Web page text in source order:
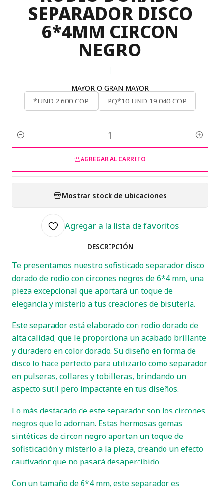
SEPARADOR DISCO
6*4MM CIRCON
NEGRO
|
MAYOR O GRAN MAYOR
*UND 2.600 COP
PQ*10 UND 19.040 COP
Cantidad
AGREGAR AL CARRITO
Mostrar stock de ubicaciones
Agregar a la lista de favoritos
DESCRIPCIÓN
Te presentamos nuestro sofisticado separador disco
dorado de rodio con circones negros de 6*4 mm, una
pieza excepcional que aportará un toque de
elegancia y misterio a tus creaciones de bisutería.
Este separador está elaborado con rodio dorado de
alta calidad, que le proporciona un acabado brillante
y duradero en color dorado. Su diseño en forma de
disco lo hace perfecto para utilizarlo como separador
en pulseras, collares y tobilleras, brindando un
aspecto sutil pero impactante en tus diseños.
Lo más destacado de este separador son los circones
negros que lo adornan. Estas hermosas gemas
sintéticas de circon negro aportan un toque de
sofisticación y misterio a la pieza, creando un efecto
cautivador que no pasará desapercibido.
Con un tamaño de 6*4 mm, este separador es